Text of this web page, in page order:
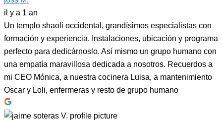
il y a 1 an
Un templo shaoli occidental, grandísimos especialistas con
formación y experiencia. Instalaciones, ubicación y programa
perfecto para dedicárnoslo. Así mismo un grupo humano con
una empatía maravillosa dedicada a nosotros. Recuerdos a
mi CEO Mónica, a nuestra cocinera Luisa, a mantenimiento
Oscar y Loli, enfermeras y resto de grupo humano